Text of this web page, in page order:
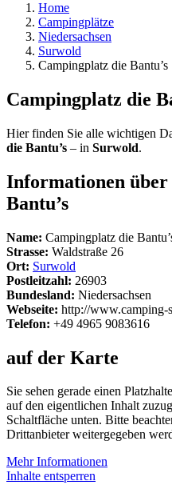
Home
Campingplätze
Niedersachsen
Surwold
Campingplatz die Bantu’s
Campingplatz die
Hier finden Sie alle wichtigen
die Bantu’s – in Surwold.
Informationen
Bantu’s
Name: Campingplatz die
Strasse: Waldstraße 26
Ort: Surwold
Postleitzahl: 26903
Bundesland: Niedersachsen
Webseite: http://www.camping-
Telefon: +49 4965 9083616
auf der Karte
Sie sehen gerade einen
auf den eigentlichen Inhalt
Schaltfläche unten. Bitte
Drittanbieter weitergegeben
Mehr Informationen
Inhalte entsperren